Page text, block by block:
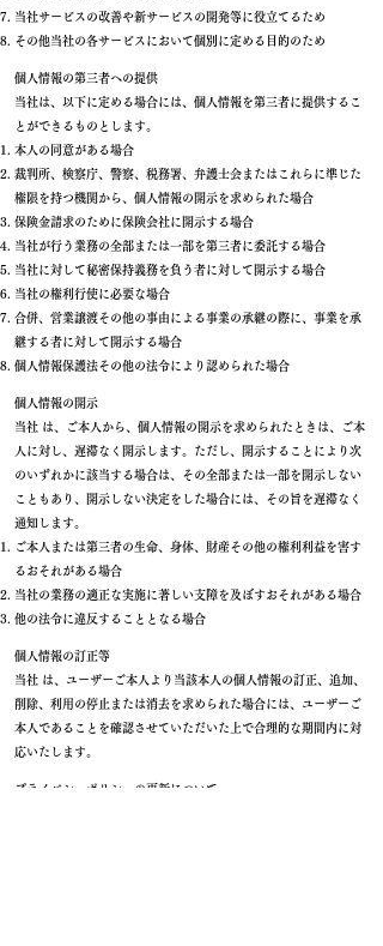
当社サービスの改善や新サービスの開発等に役立てるため
その他当社の各サービスにおいて個別に定める目的のため
個人情報の第三者への提供
当社は、以下に定める場合には、個人情報を第三者に提供するこ
とができるものとします。
本人の同意がある場合
裁判所、検察庁、警察、税務署、弁護士会またはこれらに準じた
権限を持つ機関から、個人情報の開示を求められた場合
保険金請求のために保険会社に開示する場合
当社が行う業務の全部または一部を第三者に委託する場合
当社に対して秘密保持義務を負う者に対して開示する場合
当社の権利行使に必要な場合
合併、営業譲渡その他の事由による事業の承継の際に、事業を承
継する者に対して開示する場合
個人情報保護法その他の法令により認められた場合
個人情報の開示
当社 は、ご本人から、個人情報の開示を求められたときは、ご本
人に対し、遅滞なく開示します。ただし、開示することにより次
のいずれかに該当する場合は、その全部または一部を開示しない
こともあり、開示しない決定をした場合には、その旨を遅滞なく
通知します。
ご本人または第三者の生命、身体、財産その他の権利利益を害す
るおそれがある場合
当社の業務の適正な実施に著しい支障を及ぼすおそれがある場合
他の法令に違反することとなる場合
個人情報の訂正等
当社 は、ユーザーご本人より当該本人の個人情報の訂正、追加、
削除、利用の停止または消去を求められた場合には、ユーザーご
本人であることを確認させていただいた上で合理的な期間内に対
応いたします。
プライバシーポリシーの更新について